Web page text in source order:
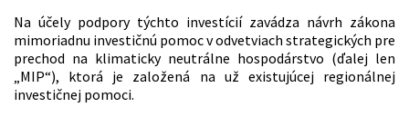
Na účely podpory týchto investícií zavádza návrh zákona
mimoriadnu investičnú pomoc v odvetviach strategických pre
prechod na klimaticky neutrálne hospodárstvo (ďalej len
„MIP“), ktorá je založená na už existujúcej regionálnej
investičnej pomoci.